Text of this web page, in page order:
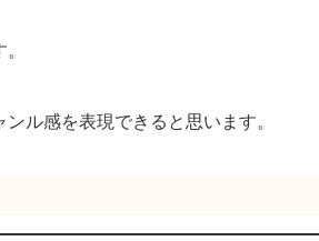
ル感を表現できると思います。